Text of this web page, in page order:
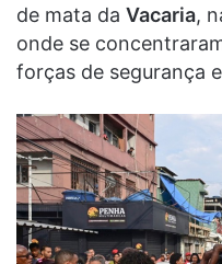
de mata da Vacaria,
onde se
forças de segurança